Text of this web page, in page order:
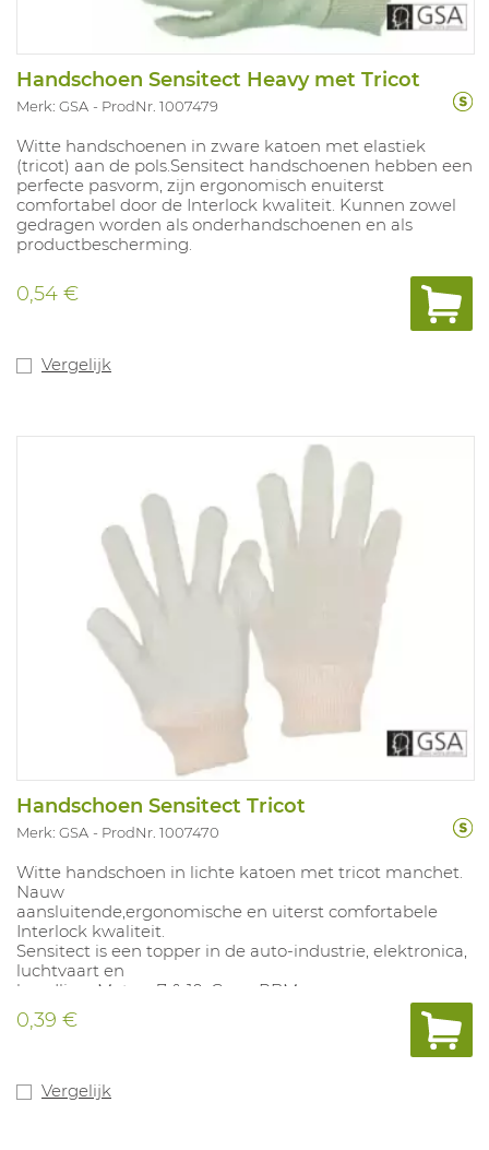
Handschoen Sensitect Heavy met Tricot
Merk: GSA ProdNr. 1007479
Witte handschoenen in zware katoen met elastiek
(tricot) aan de pols.Sensitect handschoenen hebben een
perfecte pasvorm, zijn ergonomisch enuiterst
comfortabel door de Interlock kwaliteit. Kunnen zowel
gedragen worden als onderhandschoenen en als
productbescherming.
0,54 €
Vergelijk
Handschoen Sensitect Tricot
Merk: GSA ProdNr. 1007470
Witte handschoen in lichte katoen met tricot manchet.
Nauw
aansluitende,ergonomische en uiterst comfortabele
Interlock kwaliteit.
Sensitect is een topper in de auto-industrie, elektronica,
luchtvaart en
handling. Maten: 7 & 10. Geen PBM.
0,39 €
Vergelijk